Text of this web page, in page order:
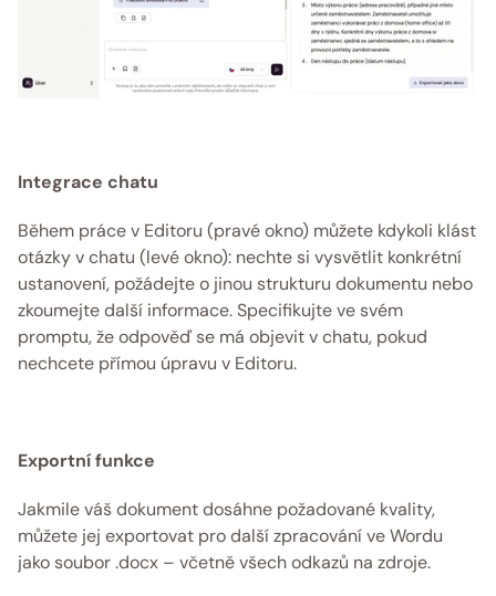
Integrace chatu
Během práce v Editoru (pravé okno) můžete kdykoli klást
otázky v chatu (levé okno): nechte si vysvětlit konkrétní
ustanovení, požádejte o jinou strukturu dokumentu nebo
zkoumejte další informace. Specifikujte ve svém
promptu, že odpověď se má objevit v chatu, pokud
nechcete přímou úpravu v Editoru.
Exportní funkce
Jakmile váš dokument dosáhne požadované kvality,
můžete jej exportovat pro další zpracování ve Wordu
jako soubor .docx – včetně všech odkazů na zdroje.